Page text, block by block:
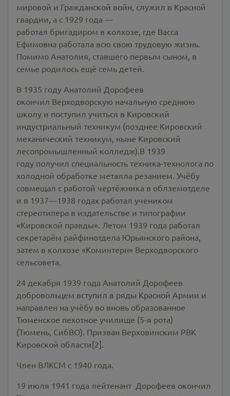
мировой и Гражданской войн, служил в Красной
гвардии, а с 1929 года —
работал бригадиром в колхозе, где Васса
Ефимовна работала всю свою трудовую жизнь.
Помимо Анатолия, ставшего первым сыном, в
семье родилось ещё семь детей.
В 1935 году Анатолий Дорофеев
окончил Верходворскую начальную среднюю
школу и поступил учиться в Кировский
индустриальный техникум (позднее Кировский
механический техникум, ныне Кировский
лесопромышленный колледж).В 1939
году получил специальность техника-технолога по
холодной обработке металла резанием. Учёбу
совмещал с работой чертёжника в облземотделе
и в 1937—1938 годах работал учеником
стереотипера в издательстве и типографии
«Кировской правды». Летом 1939 года работал
секретарём райфинотдела Юрьянского района,
затем в колхозе «Коминтерн» Верходворского
сельсовета.
24 декабря 1939 года Анатолий Дорофеев
добровольцем вступил в ряды Красной Армии и
направлен на учёбу во вновь образованное
Тюменское пехотное училище (5-я рота)
(Тюмень, СибВО). Призван Верховинским РВК
Кировской области[2].
Член ВЛКСМ с 1940 года.
19 июля 1941 года лейтенант Дорофеев окончил